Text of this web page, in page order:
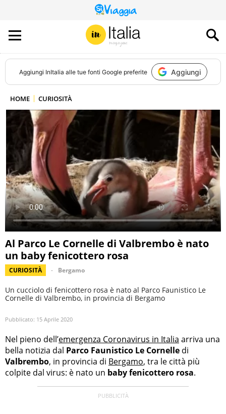
QUESTO
SITO
CONTRIBUISCE
ALL’AUDIENCE
DI
Aggiungi InItalia alle tue fonti Google preferite Aggiungi
HOME CURIOSITÀ
Al Parco Le Cornelle di Valbrembo è nato
un baby fenicottero rosa
CURIOSITÀ Bergamo
Un cucciolo di fenicottero rosa è nato al Parco Faunistico Le
Cornelle di Valbrembo, in provincia di Bergamo
Pubblicato: 15 Aprile 2020
Nel pieno dell’emergenza Coronavirus in Italia arriva una
bella notizia dal Parco Faunistico Le Cornelle di
Valbrembo, in provincia di Bergamo, tra le città più
colpite dal virus: è nato un baby fenicottero rosa.